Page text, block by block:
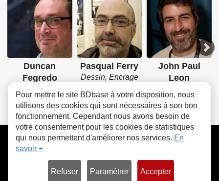
Duncan
Fegredo
Pasqual Ferry
Dessin, Encrage
John Paul
Leon
CGU FAQ Contact Cookies
Pour mettre le site BDbase à votre disposition, nous
utilisons des cookies qui sont nécessaires à son bon
fonctionnement. Cependant nous avons besoin de
votre consentement pour les cookies de statistiques
qui nous permettent d'améliorer nos services. En
savoir +
Refuser Paramétrer Accepter